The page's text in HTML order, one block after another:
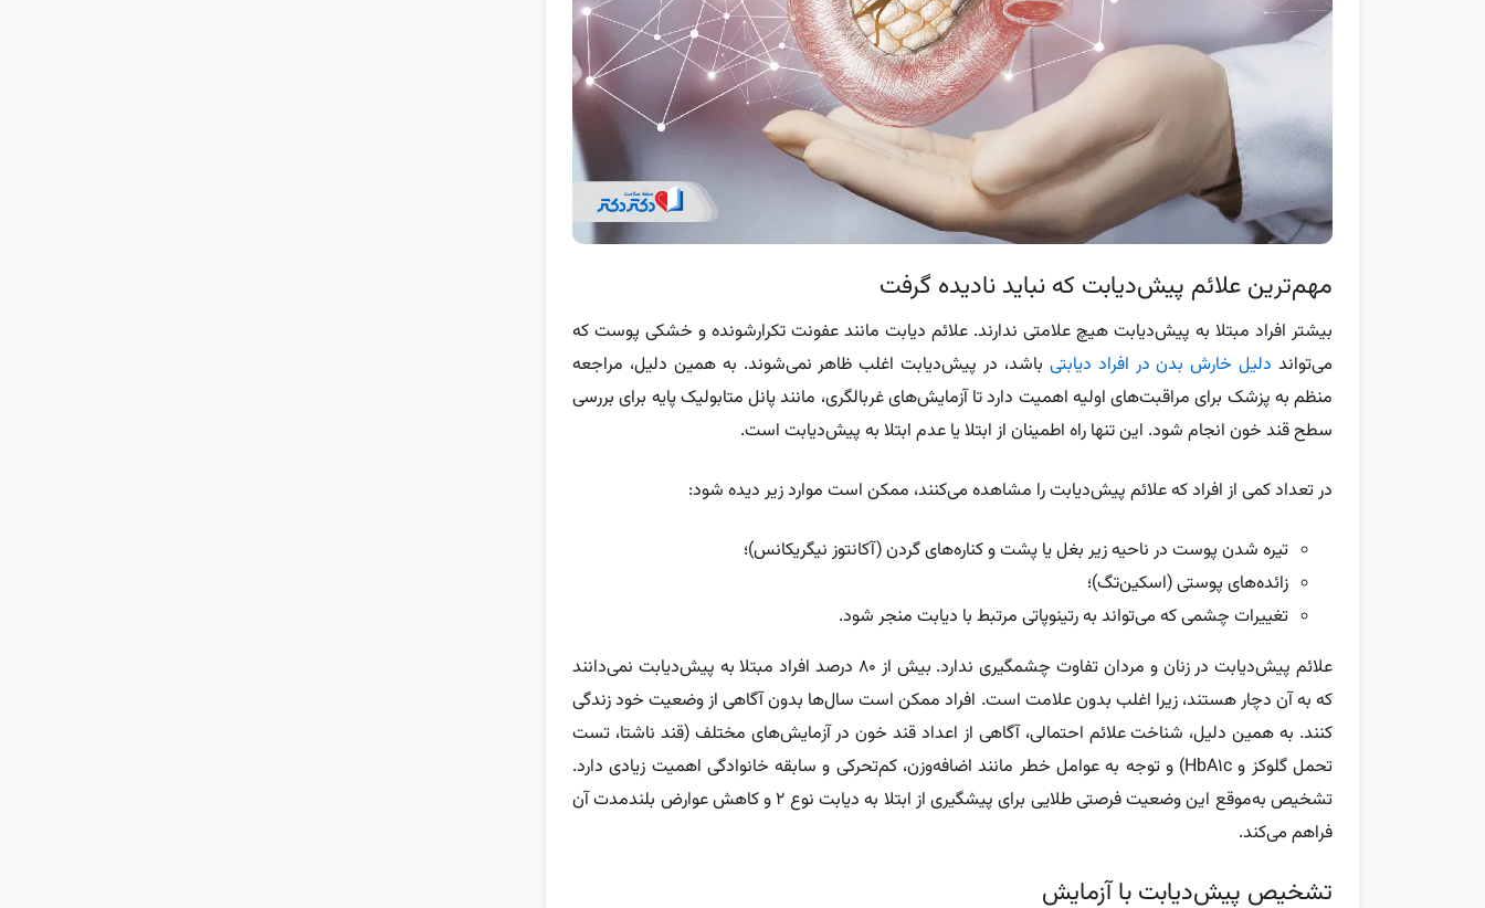
مهم‌ترین علائم پیش‌دیابت که نباید نادیده گرفت
بیشتر افراد مبتلا به پیش‌دیابت هیچ علامتی ندارند. علائم دیابت مانند عفونت تکرارشونده و خشکی پوست که
می‌تواند دلیل خارش بدن در افراد دیابتی باشد، در پیش‌دیابت اغلب ظاهر نمی‌شوند. به همین دلیل، مراجعه
منظم به پزشک برای مراقبت‌های اولیه اهمیت دارد تا آزمایش‌های غربالگری، مانند پانل متابولیک پایه برای بررسی
سطح قند خون انجام شود. این تنها راه اطمینان از ابتلا یا عدم ابتلا به پیش‌دیابت است.
در تعداد کمی از افراد که علائم پیش‌دیابت را مشاهده می‌کنند، ممکن است موارد زیر دیده شود:
تیره شدن پوست در ناحیه زیر بغل یا پشت و کناره‌های گردن (آکانتوز نیگریکانس)؛
زائده‌های پوستی (اسکین‌تگ)؛
تغییرات چشمی که می‌تواند به رتینوپاتی مرتبط با دیابت منجر شود.
علائم پیش‌دیابت در زنان و مردان تفاوت چشمگیری ندارد. بیش از ۸۰ درصد افراد مبتلا به پیش‌دیابت نمی‌دانند
که به آن دچار هستند، زیرا اغلب بدون علامت است. افراد ممکن است سال‌ها بدون آگاهی از وضعیت خود زندگی
کنند. به همین دلیل، شناخت علائم احتمالی، آگاهی از اعداد قند خون در آزمایش‌های مختلف (قند ناشتا، تست
تحمل گلوکز و HbA1c) و توجه به عوامل خطر مانند اضافه‌وزن، کم‌تحرکی و سابقه خانوادگی اهمیت زیادی دارد.
تشخیص به‌موقع این وضعیت فرصتی طلایی برای پیشگیری از ابتلا به دیابت نوع ۲ و کاهش عوارض بلندمدت آن
فراهم می‌کند.
تشخیص پیش‌دیابت با آزمایش